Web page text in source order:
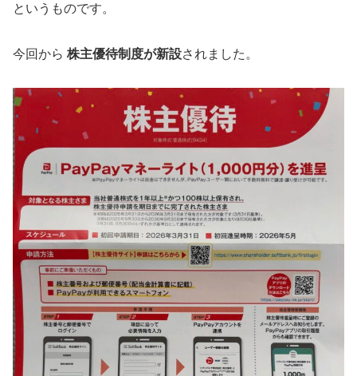
というものです。
今回から 株主優待制度が新設されました。